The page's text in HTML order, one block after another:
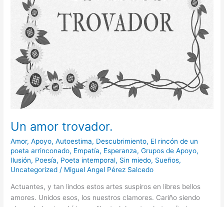
Un amor trovador.
Amor,Apoyo,Autoestima, Descubrimiento, El rincón de un
poeta arrinconado, Empatía, Esperanza,Grupos de Apoyo,
Ilusión, Poesía, Poeta intemporal, Sin miedo, Sueños,
Uncategorized / Miguel Angel Pérez Salcedo
Actuantes, y tan lindos estos artes suspiros en libres bellos
amores. Unidos esos, los nuestros clamores. Cariño siendo